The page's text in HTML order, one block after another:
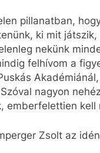
pillanatban,
ki mit
nekünk
felhívom a
nagyon
emberfelettien
Zsolt az